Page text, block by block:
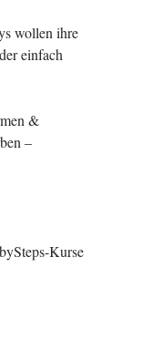
wollen ihre
einfach
&
–
Kurse